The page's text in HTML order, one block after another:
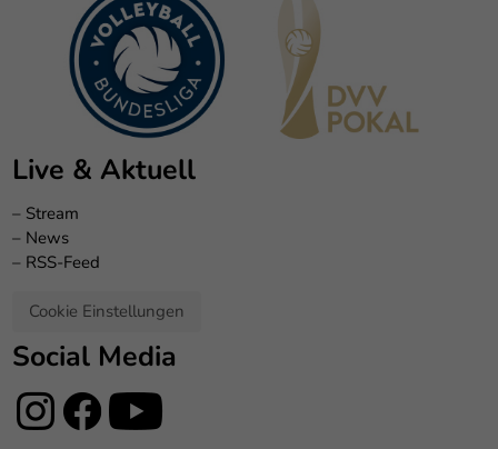
Live & Aktuell
– Stream
– News
– RSS-Feed
Cookie Einstellungen
Social Media